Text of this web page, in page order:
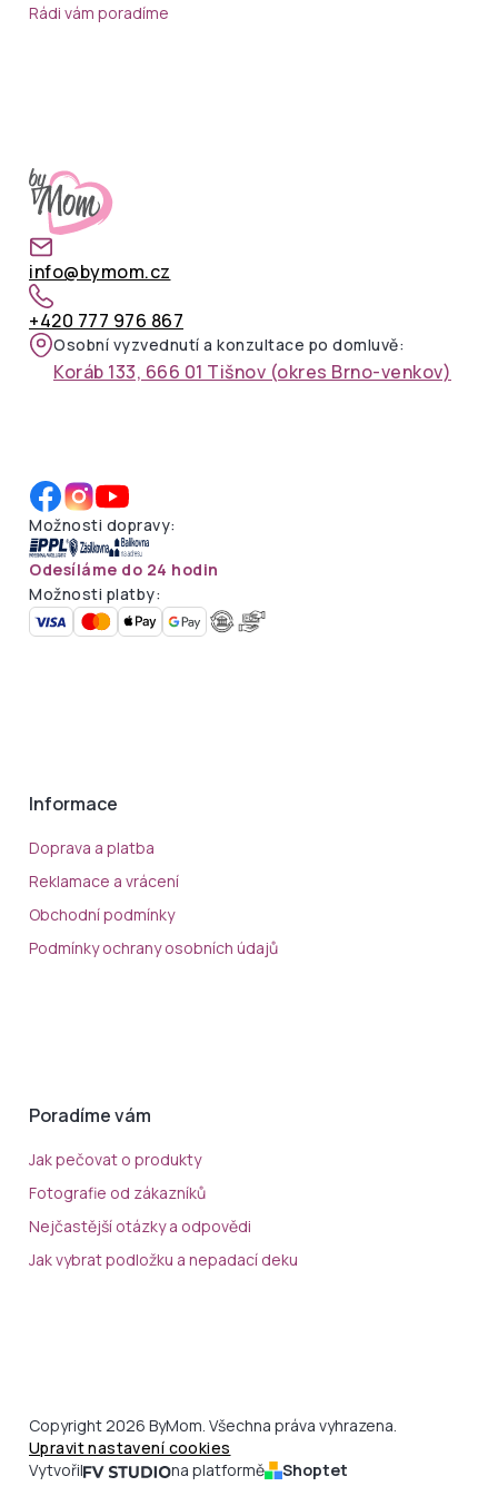
Rádi vám poradíme
info@bymom.cz
+420 777 976 867
Osobní vyzvednutí a konzultace po domluvě:
Koráb 133, 666 01 Tišnov (okres Brno-venkov)
Možnosti dopravy:
Odesíláme do 24 hodin
Možnosti platby:
Informace
Doprava a platba
Reklamace a vrácení
Obchodní podmínky
Podmínky ochrany osobních údajů
Poradíme vám
Jak pečovat o produkty
Fotografie od zákazníků
Nejčastější otázky a odpovědi
Jak vybrat podložku a nepadací deku
Copyright 2026 ByMom. Všechna práva vyhrazena.
Upravit nastavení cookies
Vytvořil
na platformě Shoptet